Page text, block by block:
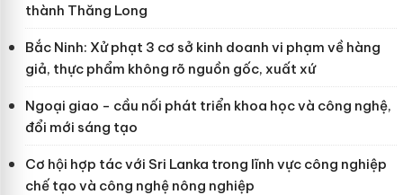
thành Thăng Long
Bắc Ninh: Xử phạt 3 cơ sở kinh doanh vi phạm về hàng
giả, thực phẩm không rõ nguồn gốc, xuất xứ
Ngoại giao - cầu nối phát triển khoa học và công nghệ,
đổi mới sáng tạo
Cơ hội hợp tác với Sri Lanka trong lĩnh vực công nghiệp
chế tạo và công nghệ nông nghiệp